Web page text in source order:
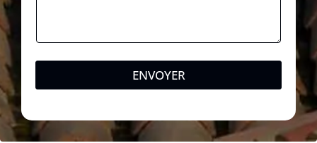
ENVOYER